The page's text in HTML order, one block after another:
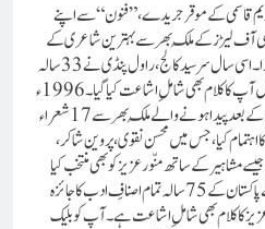
جناب احمد ندیم قاسمی کے موقر جریدے، ”فنون“ سے اپنے
کیا۔ 1980ء میں اکیڈمی آف لیڑز کے مُلک بھر سے بہترین شاعری کے
اوّلین انتخاب میں آپ کا کلام بھی منتخب ہوا۔ اسی سال سر سید کالج، راول پنڈی نے 33 سالہ
پاکستانی شاعری کا انتخاب شائع کیا، جس میں آپ کا کلام بھی شامل ِ اشاعت کیا گیا۔ 1996ء
میں اُردو ادب، اسلام آباد نے قیام پاکستان کے بعد پیدا ہونے والے مُلک بھر سے 17 شعراء
کیا، جس میں محسن نقوی، پروین شاکر،
مشاہیر کے ساتھ منّور عزیز کو بھی منتخب کیا
گیا۔حالیہ اکیڈمی آف لیٹرز، اسلام آباد نے پاکستان کے 75 سالہ تمام اصنافِ ادب کا جائزہ
کا کلام بھی شامل ِ اشاعت ہے۔ آپ کو بلیک